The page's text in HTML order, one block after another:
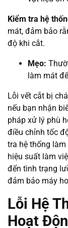
Kiểm tra hệ
mát, đảm bảo
độ khi cắt.
Mẹo:
làm mát
Lỗi vết cắt bị
nếu bạn nhận
pháp xử lý phù
điều chỉnh tốc
tra hệ thống
hiệu suất làm
đến tình trạng
đảm bảo máy
Lỗi Hệ
Hoạt